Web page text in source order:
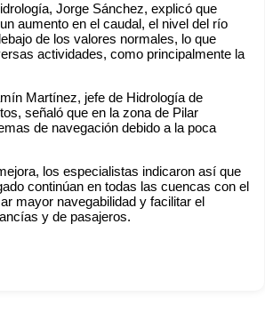
Jorge Sánchez, explicó que
aumento en el caudal, el nivel del río
de los valores normales, lo que
actividades, como principalmente la
Martínez, jefe de Hidrología de
señaló que en la zona de Pilar
de navegación debido a la poca
los especialistas indicaron así que
continúan en todas las cuencas con el
mayor navegabilidad y facilitar el
y de pasajeros.